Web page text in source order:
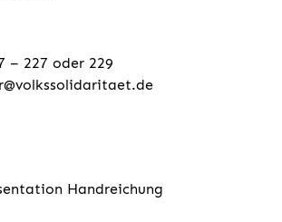
– 227 oder 229
Handreichung